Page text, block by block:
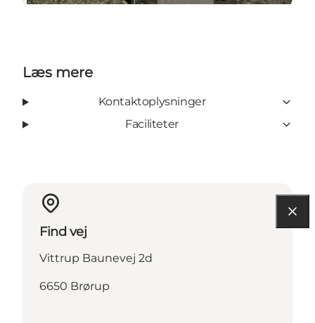
Læs mere
Kontaktoplysninger
Faciliteter
Find vej
Vittrup Baunevej 2d
6650 Brørup